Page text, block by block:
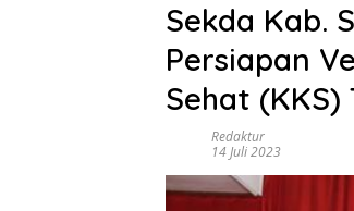
Sekda Kab.
Persiapan
Sehat (KKS)
Redaktur
14 Juli 2023